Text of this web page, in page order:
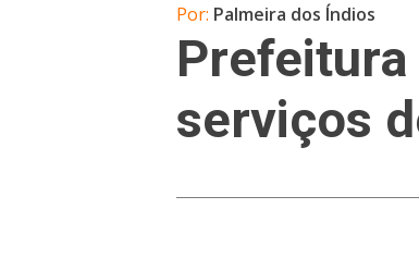
Por: Palmeira dos Índios
serviços